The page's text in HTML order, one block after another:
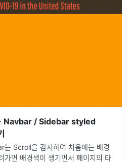
Navbar / Sidebar styled
Scroll을 감지하여 처음에는 배경
가면 배경색이 생기면서 페이지의 타